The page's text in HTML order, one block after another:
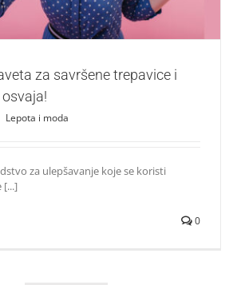
za savršene trepavice i
Lepota i moda
za ulepšavanje koje se koristi
[...]
0